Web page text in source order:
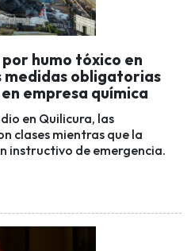
humo tóxico en
medidas obligatorias
empresa química
en Quilicura, las
clases mientras que la
instructivo de emergencia.